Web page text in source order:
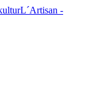
L´Artisan -